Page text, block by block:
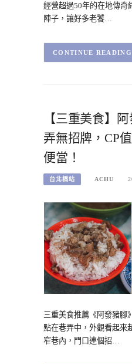
經營超過50年的在地傳奇
陣子，讓好多老饕…
CONTINUE READING
【三重美食】
弄無招牌，CP
便當！
台北橋站 ACHU
三重美食推薦《阿發豬腳
點在巷弄中，外觀看起來
窄巷內，門口連個招…